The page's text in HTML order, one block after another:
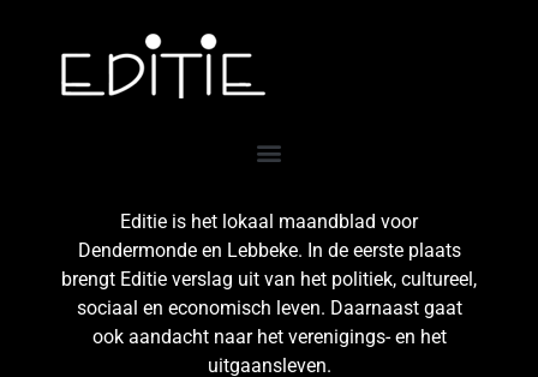
Editie is het lokaal maandblad voor
Dendermonde en Lebbeke. In de eerste plaats
brengt Editie verslag uit van het politiek, cultureel,
sociaal en economisch leven. Daarnaast gaat
ook aandacht naar het verenigings- en het
uitgaansleven.